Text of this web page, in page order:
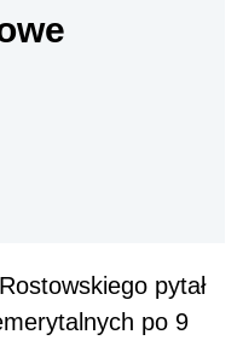
pytał
po 9